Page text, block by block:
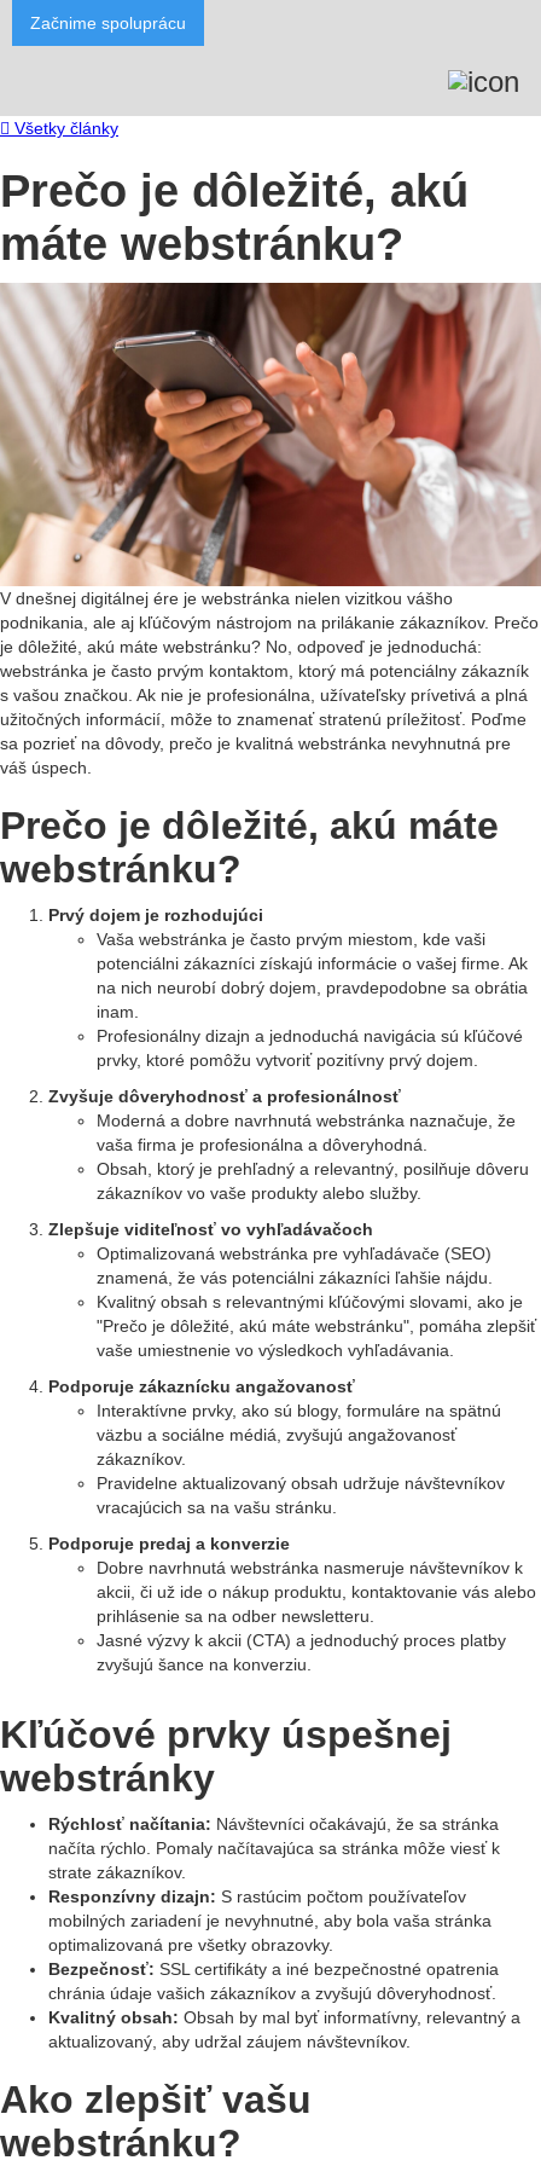
Začnime spoluprácu
 Všetky články
Prečo je dôležité, akú
máte webstránku?
V dnešnej digitálnej ére je webstránka nielen vizitkou vášho
podnikania, ale aj kľúčovým nástrojom na prilákanie zákazníkov. Prečo
je dôležité, akú máte webstránku? No, odpoveď je jednoduchá:
webstránka je často prvým kontaktom, ktorý má potenciálny zákazník
s vašou značkou. Ak nie je profesionálna, užívateľsky prívetivá a plná
užitočných informácií, môže to znamenať stratenú príležitosť. Poďme
sa pozrieť na dôvody, prečo je kvalitná webstránka nevyhnutná pre
váš úspech.
Prečo je dôležité, akú máte
webstránku?
Prvý dojem je rozhodujúci
Vaša webstránka je často prvým miestom, kde vaši
potenciálni zákazníci získajú informácie o vašej firme. Ak
na nich neurobí dobrý dojem, pravdepodobne sa obrátia
inam.
Profesionálny dizajn a jednoduchá navigácia sú kľúčové
prvky, ktoré pomôžu vytvoriť pozitívny prvý dojem.
Zvyšuje dôveryhodnosť a profesionálnosť
Moderná a dobre navrhnutá webstránka naznačuje, že
vaša firma je profesionálna a dôveryhodná.
Obsah, ktorý je prehľadný a relevantný, posilňuje dôveru
zákazníkov vo vaše produkty alebo služby.
Zlepšuje viditeľnosť vo vyhľadávačoch
Optimalizovaná webstránka pre vyhľadávače (SEO)
znamená, že vás potenciálni zákazníci ľahšie nájdu.
Kvalitný obsah s relevantnými kľúčovými slovami, ako je
"Prečo je dôležité, akú máte webstránku", pomáha zlepšiť
vaše umiestnenie vo výsledkoch vyhľadávania.
Podporuje zákaznícku angažovanosť
Interaktívne prvky, ako sú blogy, formuláre na spätnú
väzbu a sociálne médiá, zvyšujú angažovanosť
zákazníkov.
Pravidelne aktualizovaný obsah udržuje návštevníkov
vracajúcich sa na vašu stránku.
Podporuje predaj a konverzie
Dobre navrhnutá webstránka nasmeruje návštevníkov k
akcii, či už ide o nákup produktu, kontaktovanie vás alebo
prihlásenie sa na odber newsletteru.
Jasné výzvy k akcii (CTA) a jednoduchý proces platby
zvyšujú šance na konverziu.
Kľúčové prvky úspešnej
webstránky
Rýchlosť načítania: Návštevníci očakávajú, že sa stránka
načíta rýchlo. Pomaly načítavajúca sa stránka môže viesť k
strate zákazníkov.
Responzívny dizajn: S rastúcim počtom používateľov
mobilných zariadení je nevyhnutné, aby bola vaša stránka
optimalizovaná pre všetky obrazovky.
Bezpečnosť: SSL certifikáty a iné bezpečnostné opatrenia
chránia údaje vašich zákazníkov a zvyšujú dôveryhodnosť.
Kvalitný obsah: Obsah by mal byť informatívny, relevantný a
aktualizovaný, aby udržal záujem návštevníkov.
Ako zlepšiť vašu
webstránku?